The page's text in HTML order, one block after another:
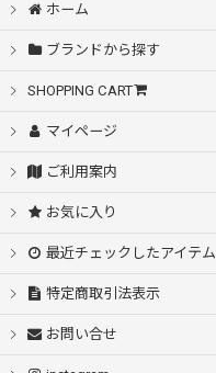
ホーム
ブランドから探す
SHOPPING CART
マイページ
ご利用案内
お気に入り
最近チェックしたアイテム
特定商取引法表示
お問い合せ